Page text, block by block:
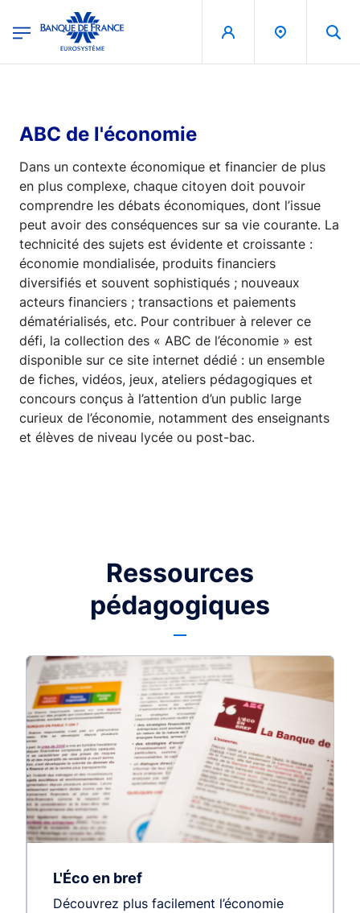
Banque de France - Menu Principal
ABC de l'économie
Dans un contexte économique et financier de plus
en plus complexe, chaque citoyen doit pouvoir
comprendre les débats économiques, dont l’issue
peut avoir des conséquences sur sa vie courante. La
technicité des sujets est évidente et croissante :
économie mondialisée, produits financiers
diversifiés et souvent sophistiqués ; nouveaux
acteurs financiers ; transactions et paiements
dématérialisés, etc. Pour contribuer à relever ce
défi, la collection des « ABC de l’économie » est
disponible sur ce site internet dédié : un ensemble
de fiches, vidéos, jeux, ateliers pédagogiques et
concours conçus à l’attention d’un public large
curieux de l’économie, notamment des enseignants
et élèves de niveau lycée ou post-bac.
Ressources
pédagogiques
L'Éco en bref
Découvrez plus facilement l’économie